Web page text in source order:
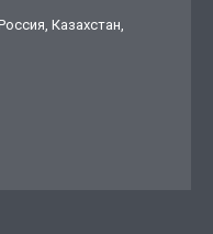
Казахстан,